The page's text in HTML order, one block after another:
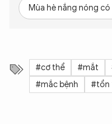
Mùa hè nắng nóng
#cơ thể #mắt
#mắc bệnh
#tổn